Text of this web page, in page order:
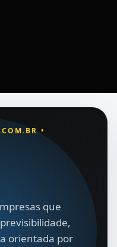
•
que
orientada por